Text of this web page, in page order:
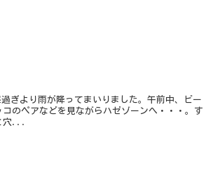
より雨が降ってまいりました。午前中、ビー
のペアなどを見ながらハゼゾーンへ・・・。す
穴...